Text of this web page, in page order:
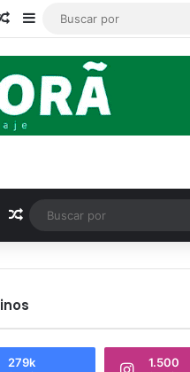
Publicación al azar
Barra lateral
Publicación al azar
279k 1.500